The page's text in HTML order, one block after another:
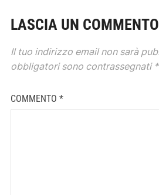
LASCIA UN COMMENTO
Il tuo indirizzo email non sarà
obbligatori sono contrassegnati *
COMMENTO *